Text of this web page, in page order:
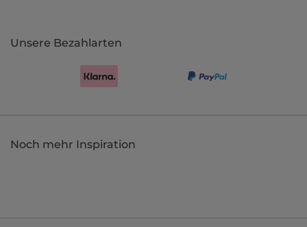
Unsere Bezahlarten
Noch mehr Inspiration